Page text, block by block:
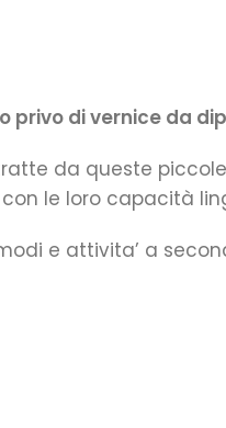
privo di vernice da
da queste
le loro capacità
e attivita’ a